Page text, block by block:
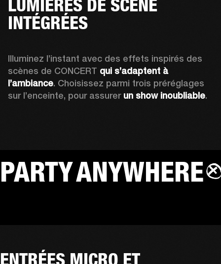
LUMIÈRES DE SCÈNE
INTÉGRÉES
Illuminez l’instant avec des effets inspirés des
scènes de CONCERT qui s’adaptent à
l’ambiance. Choisissez parmi trois préréglages
sur l’enceinte, pour assurer un show inoubliable.
PARTY ANYWHERE
ENTRÉES MICRO ET